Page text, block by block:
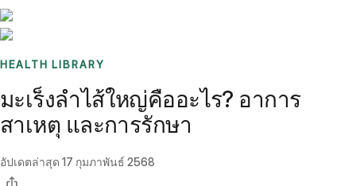
HEALTH LIBRARY
มะเร็งลำไส้ใหญ่คืออะไร? อาการ
สาเหตุ และการรักษา
อัปเดตล่าสุด 17 กุมภาพันธ์ 2568